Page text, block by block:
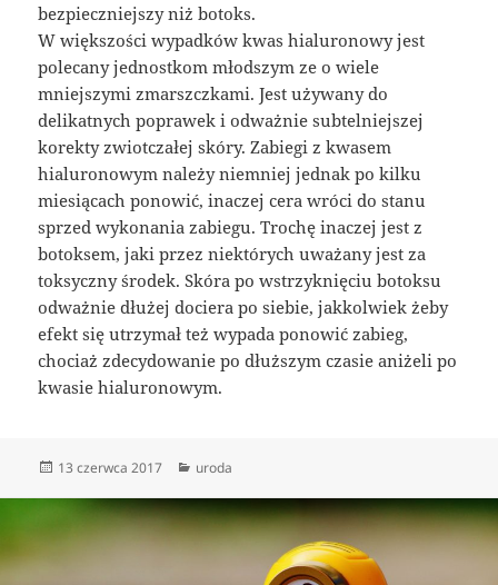
bezpieczniejszy niż botoks.
W większości wypadków kwas hialuronowy jest
polecany jednostkom młodszym ze o wiele
mniejszymi zmarszczkami. Jest używany do
delikatnych poprawek i odważnie subtelniejszej
korekty zwiotczałej skóry. Zabiegi z kwasem
hialuronowym należy niemniej jednak po kilku
miesiącach ponowić, inaczej cera wróci do stanu
sprzed wykonania zabiegu. Trochę inaczej jest z
botoksem, jaki przez niektórych uważany jest za
toksyczny środek. Skóra po wstrzyknięciu botoksu
odważnie dłużej dociera po siebie, jakkolwiek żeby
efekt się utrzymał też wypada ponowić zabieg,
chociaż zdecydowanie po dłuższym czasie aniżeli po
kwasie hialuronowym.
Data
13 czerwca 2017 Kategorie
uroda